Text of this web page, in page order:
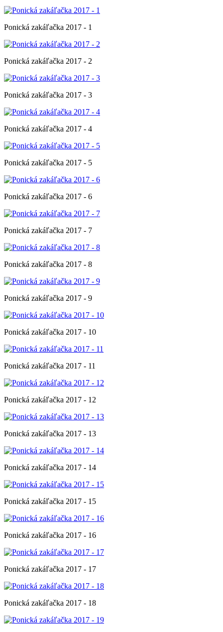
Ponická zakáľačka 2017 - 1
Ponická zakáľačka 2017 - 2
Ponická zakáľačka 2017 - 3
Ponická zakáľačka 2017 - 4
Ponická zakáľačka 2017 - 5
Ponická zakáľačka 2017 - 6
Ponická zakáľačka 2017 - 7
Ponická zakáľačka 2017 - 8
Ponická zakáľačka 2017 - 9
Ponická zakáľačka 2017 - 10
Ponická zakáľačka 2017 - 11
Ponická zakáľačka 2017 - 12
Ponická zakáľačka 2017 - 13
Ponická zakáľačka 2017 - 14
Ponická zakáľačka 2017 - 15
Ponická zakáľačka 2017 - 16
Ponická zakáľačka 2017 - 17
Ponická zakáľačka 2017 - 18